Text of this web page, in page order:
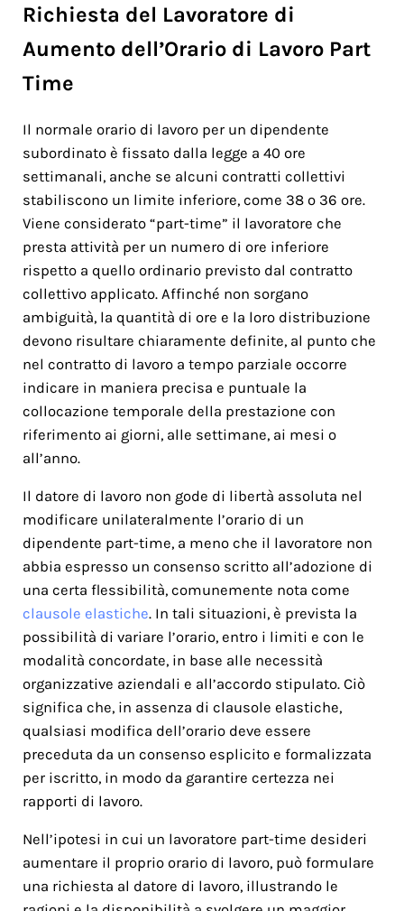
Richiesta del Lavoratore di
Aumento dell’Orario di Lavoro Part
Time
Il normale orario di lavoro per un dipendente
subordinato è fissato dalla legge a 40 ore
settimanali, anche se alcuni contratti collettivi
stabiliscono un limite inferiore, come 38 o 36 ore.
Viene considerato “part-time” il lavoratore che
presta attività per un numero di ore inferiore
rispetto a quello ordinario previsto dal contratto
collettivo applicato. Affinché non sorgano
ambiguità, la quantità di ore e la loro distribuzione
devono risultare chiaramente definite, al punto che
nel contratto di lavoro a tempo parziale occorre
indicare in maniera precisa e puntuale la
collocazione temporale della prestazione con
riferimento ai giorni, alle settimane, ai mesi o
all’anno.
Il datore di lavoro non gode di libertà assoluta nel
modificare unilateralmente l’orario di un
dipendente part-time, a meno che il lavoratore non
abbia espresso un consenso scritto all’adozione di
una certa flessibilità, comunemente nota come
clausole elastiche. In tali situazioni, è prevista la
possibilità di variare l’orario, entro i limiti e con le
modalità concordate, in base alle necessità
organizzative aziendali e all’accordo stipulato. Ciò
significa che, in assenza di clausole elastiche,
qualsiasi modifica dell’orario deve essere
preceduta da un consenso esplicito e formalizzata
per iscritto, in modo da garantire certezza nei
rapporti di lavoro.
Nell’ipotesi in cui un lavoratore part-time desideri
aumentare il proprio orario di lavoro, può formulare
una richiesta al datore di lavoro, illustrando le